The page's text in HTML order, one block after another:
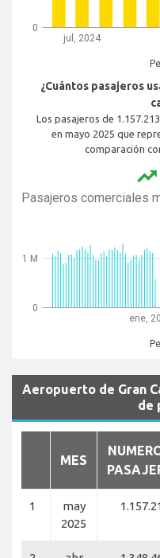
jul, 2024
0
¿Cuántos pasajeros
Los pasajeros de
en mayo 2025 que
comparación
trending_up
Pasajeros comerciales
ene,
0
1 M
Aeropuerto de Gran
de
MES
1
may
2025